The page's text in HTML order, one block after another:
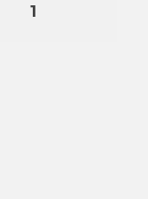
1